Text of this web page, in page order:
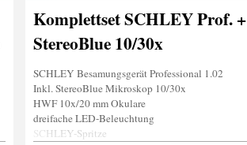
Komplettset SCHLEY Prof. +
StereoBlue 10/30x
SCHLEY Besamungsgerät Professional 1.02
Inkl. StereoBlue Mikroskop 10/30x
HWF 10x/20 mm Okulare
dreifache LED-Beleuchtung
SCHLEY-Spritze